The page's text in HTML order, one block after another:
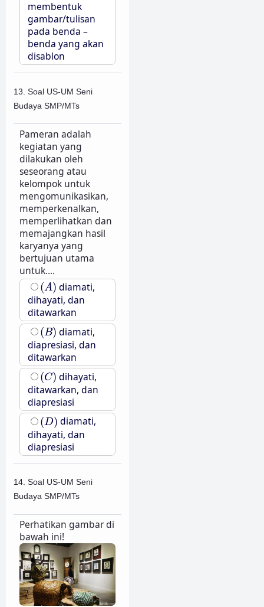
membentuk
gambar/tulisan
pada benda –
benda yang akan
disablon
13. Soal US-UM Seni
Budaya SMP/MTs
Pameran adalah
kegiatan yang
dilakukan oleh
seseorang atau
kelompok untuk
mengomunikasikan,
memperkenalkan,
memperlihatkan dan
memajangkan hasil
karyanya yang
bertujuan utama
untuk....
(A)
(A) diamati,
dihayati, dan
ditawarkan
(B)
(B) diamati,
diapresiasi, dan
ditawarkan
(C)
(C) dihayati,
ditawarkan, dan
diapresiasi
(D)
(D) diamati,
dihayati, dan
diapresiasi
14. Soal US-UM Seni
Budaya SMP/MTs
Perhatikan gambar di
bawah ini!